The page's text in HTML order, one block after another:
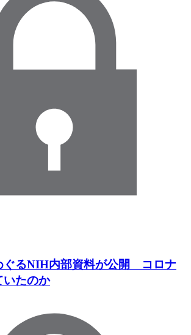
ぐるNIH内部資料が公開 コロナ
いたのか